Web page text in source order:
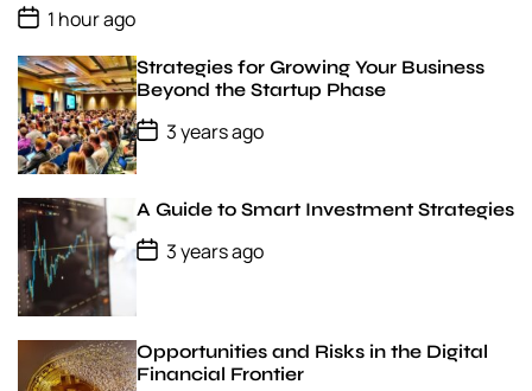
t
e
P
o
s
t
D
a
t
e
1 hour ago
Strategies for Growing Your Business
Beyond the Startup Phase
P
o
s
D
a
t
e
3 years ago
A Guide to Smart Investment Strategies
P
o
D
a
t
e
3 years ago
Opportunities and Risks in the Digital
Financial Frontier